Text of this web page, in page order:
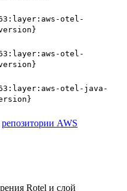
otel-
otel-
otel-java-
репозитории AWS
Rotel и слой